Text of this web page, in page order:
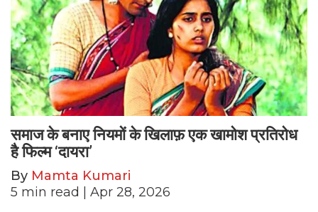
समाज के बनाए नियमों के खिलाफ़ एक खामोश प्रतिरोध
है फिल्म ‘दायरा’
By Mamta Kumari
5 min read | Apr 28, 2026